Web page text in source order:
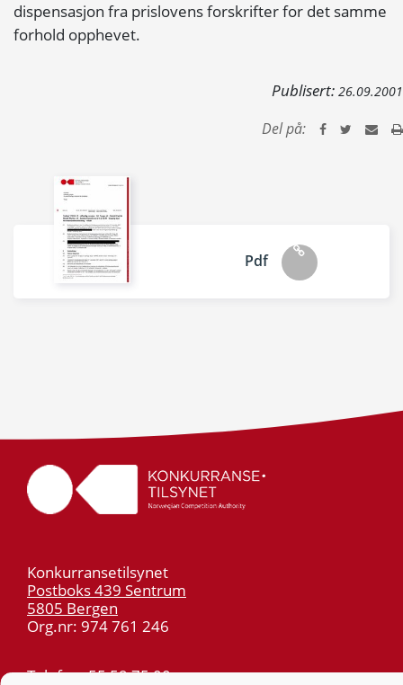
dispensasjon fra prislovens forskrifter for det samme
forhold opphevet.
Publisert: 26.09.2001
Del på:
Pdf
Konkurransetilsynet
Postboks 439 Sentrum
5805 Bergen
Org.nr: 974 761 246
Telefon:55 59 75 00